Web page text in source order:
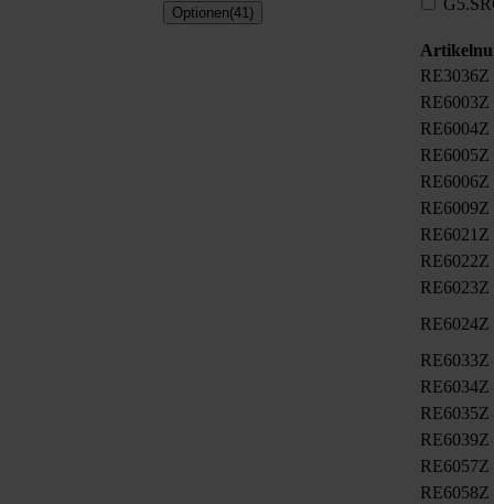
Optionen(41)
RE3036Z
RE6003Z
RE6004Z
RE6005Z
RE6006Z
RE6009Z
RE6021Z
RE6022Z
RE6023Z
RE6024Z
RE6033Z
RE6034Z
RE6035Z
RE6039Z
RE6057Z
RE6058Z